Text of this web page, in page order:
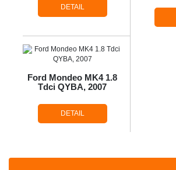
DETAIL
Ford Mondeo MK4 1.8
Tdci QYBA, 2007
DETAIL